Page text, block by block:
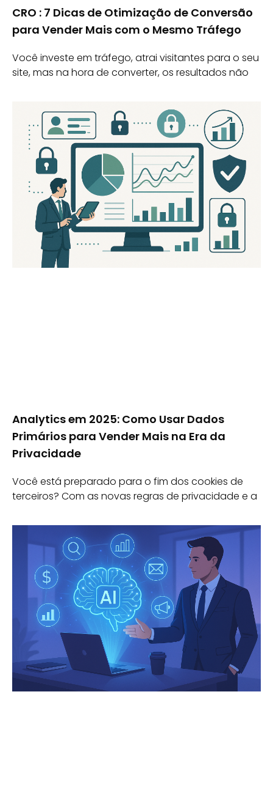
CRO : 7 Dicas de Otimização de Conversão
para Vender Mais com o Mesmo Tráfego
Você investe em tráfego, atrai visitantes para o seu
site, mas na hora de converter, os resultados não
Analytics em 2025: Como Usar Dados
Primários para Vender Mais na Era da
Privacidade
Você está preparado para o fim dos cookies de
terceiros? Com as novas regras de privacidade e a